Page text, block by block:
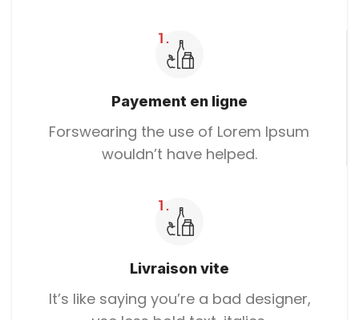
Payement en ligne
Forswearing the use of Lorem Ipsum
wouldn’t have helped.
Livraison vite
It’s like saying you’re a bad designer,